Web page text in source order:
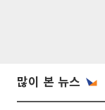
많이 본 뉴스